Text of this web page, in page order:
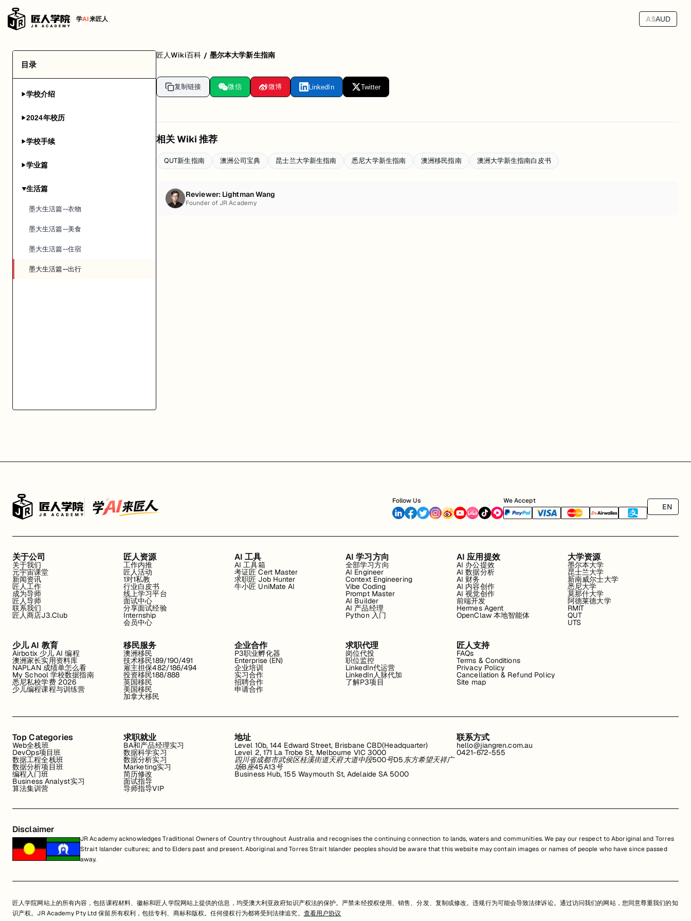
学AI来匠人 A$AUD
目录
▶学校介绍
▶2024年校历
▶学校手续
▶学业篇
▶生活篇
墨大生活篇--衣物
墨大生活篇--美食
墨大生活篇--住宿
墨大生活篇--出行
匠人Wiki百科 / 墨尔本大学新生指南
复制链接 微信 微博 LinkedIn Twitter
相关 Wiki 推荐
QUT新生指南 澳洲公司宝典 昆士兰大学新生指南 悉尼大学新生指南 澳洲移民指南 澳洲大学新生指南白皮书
Reviewer: Lightman Wang
Founder of JR Academy
Follow Us We Accept
EN
关于公司
关于我们
元宇宙课堂
新闻资讯
匠人工作
成为导师
匠人导师
联系我们
匠人商店J3.Club
匠人资源
工作内推
匠人活动
1对1私教
行业白皮书
线上学习平台
面试中心
分享面试经验
Internship
会员中心
AI 工具
AI 工具箱
考证匠 Cert Master
求职匠 Job Hunter
牛小匠 UniMate AI
AI 学习方向
全部学习方向
AI Engineer
Context Engineering
Vibe Coding
Prompt Master
AI Builder
AI 产品经理
Python 入门
AI 应用提效
AI 办公提效
AI 数据分析
AI 财务
AI 内容创作
AI 视觉创作
前端开发
Hermes Agent
OpenClaw 本地智能体
大学资源
墨尔本大学
昆士兰大学
新南威尔士大学
悉尼大学
莫那什大学
阿德莱德大学
RMIT
QUT
UTS
少儿 AI 教育
Airbotix 少儿 AI 编程
澳洲家长实用资料库
NAPLAN 成绩单怎么看
My School 学校数据指南
悉尼私校学费 2026
少儿编程课程与训练营
移民服务
澳洲移民
技术移民189/190/491
雇主担保482/186/494
投资移民188/888
英国移民
美国移民
加拿大移民
企业合作
P3职业孵化器
Enterprise (EN)
企业培训
实习合作
招聘合作
申请合作
求职代理
岗位代投
职位监控
LinkedIn代运营
LinkedIn人脉代加
了解P3项目
匠人支持
FAQs
Terms & Conditions
Privacy Policy
Cancellation & Refund Policy
Site map
Top Categories
Web全栈班
DevOps项目班
数据工程全栈班
数据分析项目班
编程入门班
Business Analyst实习
算法集训营
求职就业
BA和产品经理实习
数据科学实习
数据分析实习
Marketing实习
简历修改
面试指导
导师指导VIP
地址
Level 10b, 144 Edward Street, Brisbane CBD(Headquarter)
Level 2, 171 La Trobe St, Melbourne VIC 3000
四川省成都市武侯区桂溪街道天府大道中段500号D5东方希望天祥广
场B座45A13号
Business Hub, 155 Waymouth St, Adelaide SA 5000
联系方式
hello@jiangren.com.au
0421-672-555
Disclaimer
JR Academy acknowledges Traditional Owners of Country throughout Australia and recognises the continuing connection to lands, waters and communities. We pay our respect to Aboriginal and Torres
Strait Islander cultures; and to Elders past and present. Aboriginal and Torres Strait Islander peoples should be aware that this website may contain images or names of people who have since passed
away.
匠人学院网站上的所有内容，包括课程材料、徽标和匠人学院网站上提供的信息，均受澳大利亚政府知识产权法的保护。严禁未经授权使用、销售、分发、复制或修改。违规行为可能会导致法律诉讼。通过访问我们的网站，您同意尊重我们的知
识产权。JR Academy Pty Ltd 保留所有权利，包括专利、商标和版权。任何侵权行为都将受到法律追究。 查看用户协议